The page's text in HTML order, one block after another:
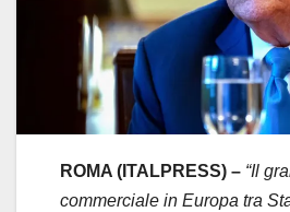
ROMA (ITALPRESS) – “Il
commerciale in Europa tra